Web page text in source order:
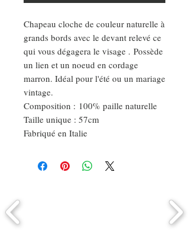
Chapeau cloche de couleur naturelle à
grands bords avec le devant relevé ce
qui vous dégagera le visage . Possède
un lien et un noeud en cordage
marron. Idéal pour l'été ou un mariage
vintage.
Composition : 100% paille naturelle
Taille unique : 57cm
Fabriqué en Italie